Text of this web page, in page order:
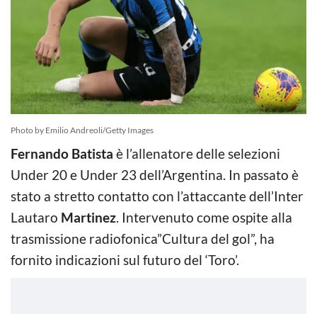
Photo by Emilio Andreoli/Getty Images
Fernando Batista è l’allenatore delle selezioni
Under 20 e Under 23 dell’Argentina. In passato è
stato a stretto contatto con l’attaccante dell’Inter
Lautaro Martinez. Intervenuto come ospite alla
trasmissione radiofonica”Cultura del gol”, ha
fornito indicazioni sul futuro del ‘Toro’.